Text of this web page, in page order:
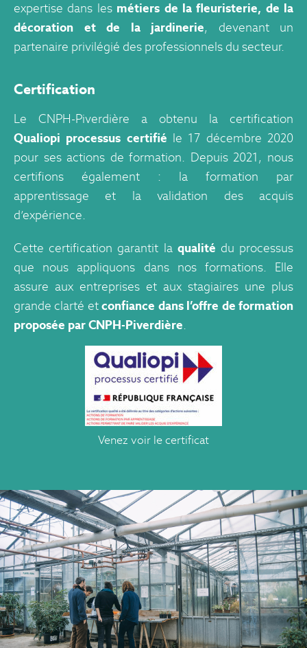
expertise dans les métiers de la fleuristerie, de la
décoration et de la jardinerie, devenant un
partenaire privilégié des professionnels du secteur.
Certification
Le CNPH-Piverdière a obtenu la certification
Qualiopi processus certifié le 17 décembre 2020
pour ses actions de formation. Depuis 2021, nous
certifions également : la formation par
apprentissage et la validation des acquis
d’expérience.
Cette certification garantit la qualité du processus
que nous appliquons dans nos formations. Elle
assure aux entreprises et aux stagiaires une plus
grande clarté etconfiance dans l’offre de formation
proposée par CNPH-Piverdière.
Venez voir le certificat